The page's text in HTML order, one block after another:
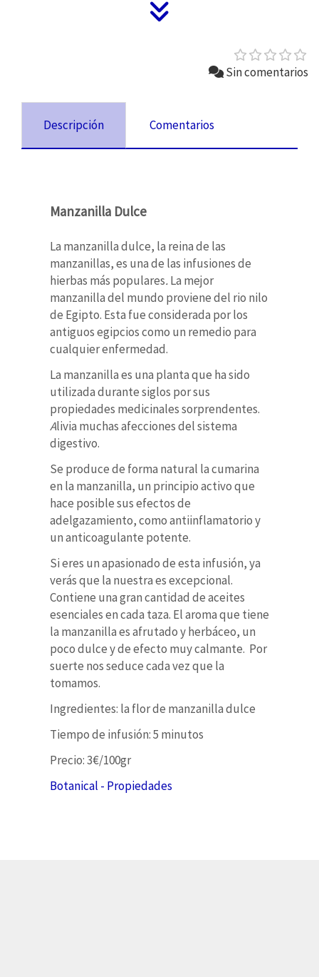
Sin comentarios
Descripción Comentarios
Manzanilla Dulce
La manzanilla dulce, la reina de las
manzanillas, es una de las infusiones de
hierbas más populares.La mejor
manzanilla del mundo proviene del rio nilo
de Egipto. Esta fue considerada por los
antiguos egipcios como un remedio para
cualquier enfermedad.
La manzanilla es una planta que ha sido
utilizada durante siglos por sus
propiedades medicinales sorprendentes.
Alivia muchas afecciones del sistema
digestivo.
Se produce de forma natural la cumarina
en la manzanilla, un principio activo que
hace posible sus efectos de
adelgazamiento, como antiinflamatorio y
un anticoagulante potente.
Si eres un apasionado de esta infusión, ya
verás que la nuestra es excepcional.
Contiene una gran cantidad de aceites
esenciales en cada taza. El aroma que tiene
la manzanilla es afrutado y herbáceo, un
poco dulce y de efecto muy calmante. Por
suerte nos seduce cada vez que la
tomamos.
Ingredientes: la flor de manzanilla dulce
Tiempo de infusión: 5 minutos
Precio: 3€/100gr
Botanical - Propiedades